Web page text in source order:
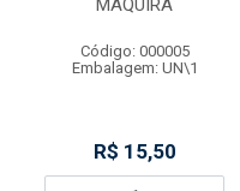
MAQUIRA
Código: 000005
Embalagem: UN\1
R$ 15,50